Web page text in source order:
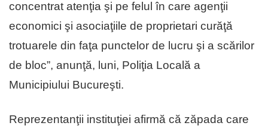
concentrat atenţia şi pe felul în care agenţii
economici şi asociaţiile de proprietari curăţă
trotuarele din faţa punctelor de lucru şi a scărilor
de bloc”, anunţă, luni, Poliţia Locală a
Municipiului Bucureşti.
Reprezentanţii instituţiei afirmă că zăpada care